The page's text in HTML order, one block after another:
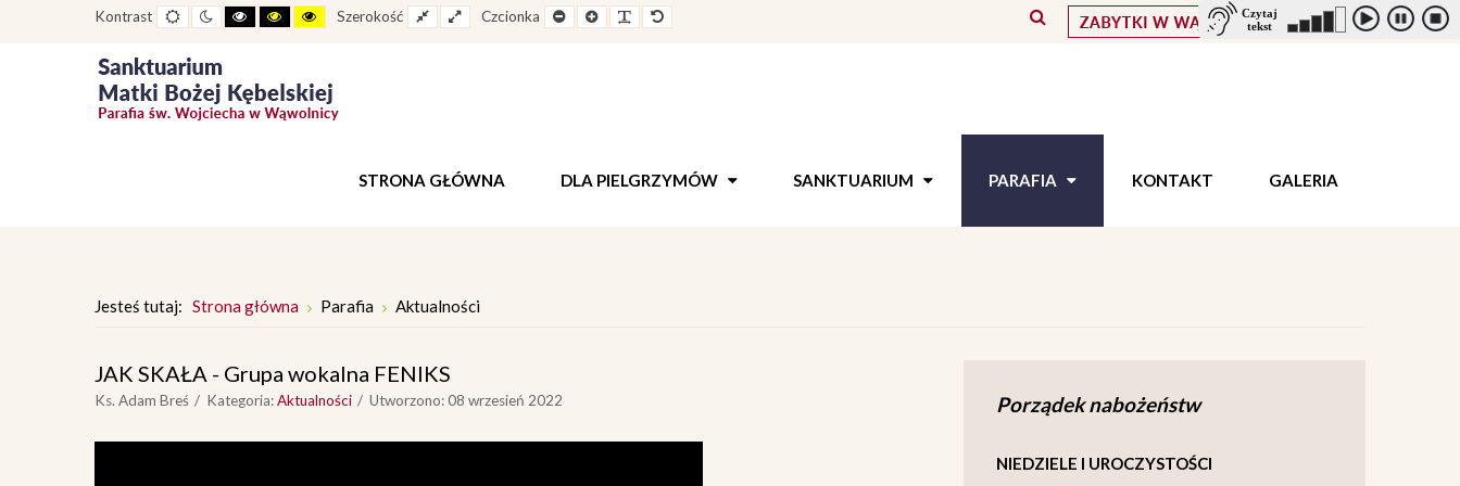
Kontrast
Widok
standardowy
Widok
nocny
Wysoki
kontrast
biały
Wysoki
kontrast
żółty
Wysoki
kontrast
czarny
Szerokość
Fixed
layout
Wide
layout
Czcionka
Pomniejszony
rozmiar
Powiększony
rozmiar
Zwiększ
odstępy
Standarowy
rozmiar
STRONA GŁÓWNA DLA PIELGRZYMÓW SANKTUARIUM PARAFIA KONTAKT GALERIA
Jesteś tutaj: Strona główna Parafia Aktualności
JAK SKAŁA - Grupa wokalna FENIKS
Ks. Adam Breś Kategoria:Aktualności Utworzono: 08 wrzesień 2022 Porządek nabożeństw
NIEDZIELE I UROCZYSTOŚCI